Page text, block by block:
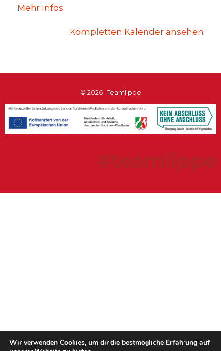
Mehr Infos
Kompletten Kalender ansehen
© 2026 · Teamlippe
#teamlippe
Wir verwenden Cookies, um dir die bestmögliche Erfahrung auf